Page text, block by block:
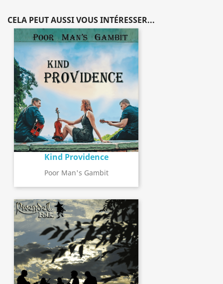
CELA PEUT AUSSI VOUS INTÉRESSER...
Kind Providence
Poor Man's Gambit